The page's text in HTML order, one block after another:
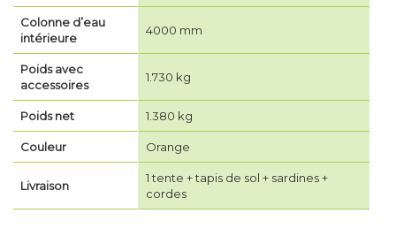
Colonne d’eau
intérieure
4000 mm
Poids avec
accessoires
1.730 kg
Poids net 1.380 kg
Couleur Orange
Livraison
1 tente + tapis de sol + sardines +
cordes